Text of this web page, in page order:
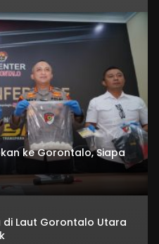
ke Gorontalo, Siapa
di Laut Gorontalo Utara